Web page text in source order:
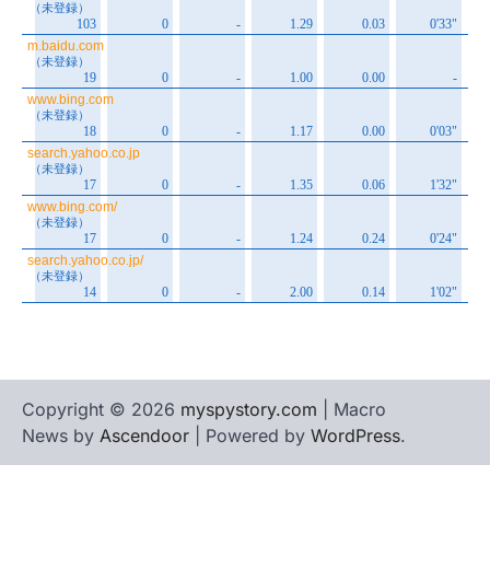
Copyright © 2026 myspystory.com | Macro
News by Ascendoor | Powered by WordPress.